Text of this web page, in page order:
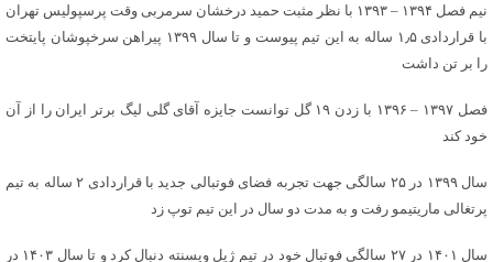
نیم فصل ۱۳۹۴ – ۱۳۹۳ با نظر مثبت حمید درخشان سرمربی وقت پرسپولیس تهران
با قراردادی ۱٫۵ ساله به این تیم پیوست و تا سال ۱۳۹۹ پیراهن سرخپوشان پایتخت
را بر تن داشت
فصل ۱۳۹۷ – ۱۳۹۶ با زدن ۱۹ گل توانست جایزه آقای گلی لیگ برتر ایران را از آن
خود کند
سال ۱۳۹۹ در ۲۵ سالگی جهت تجربه فضای فوتبالی جدید با قراردادی ۲ ساله به تیم
پرتغالی ماریتیمو رفت و به مدت دو سال در این تیم توپ زد
سال ۱۴۰۱ در ۲۷ سالگی فوتبال خود در تیم ژیل ویسنته دنبال کرد و تا سال ۱۴۰۳ در